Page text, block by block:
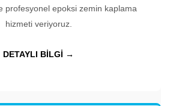
profesyonel epoksi zemin kaplama
hizmeti veriyoruz.
DETAYLI BİLGİ →